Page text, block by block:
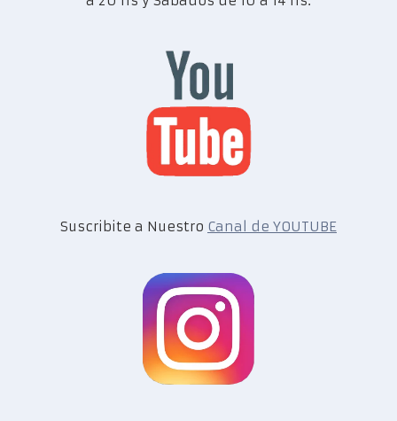
Suscribite a Nuestro Canal de YOUTUBE